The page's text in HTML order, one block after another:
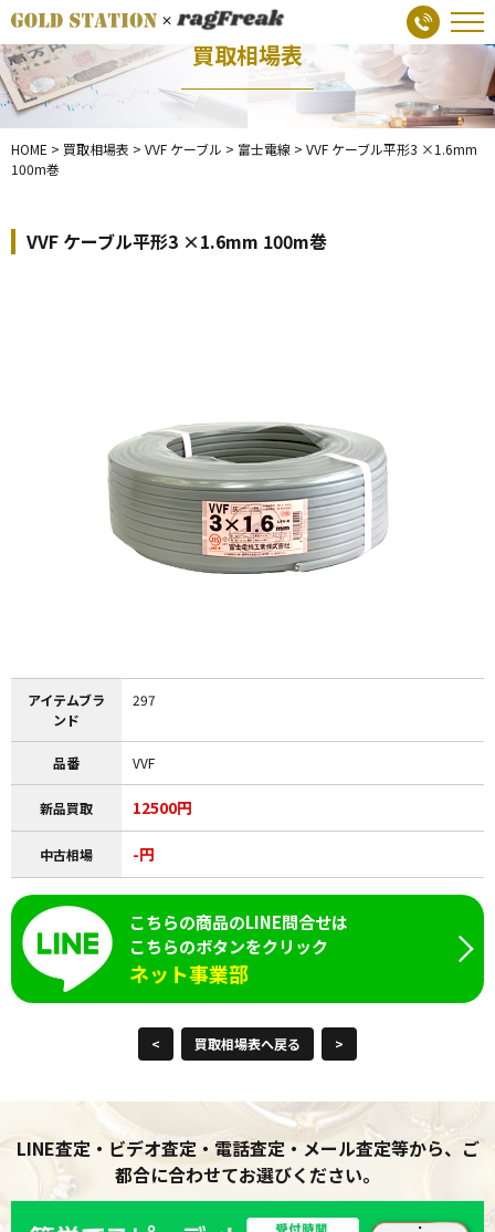
買取相場表
HOME > 買取相場表 > VVF ケーブル > 富士電線 > VVF ケーブル平形3 ×1.6mm
100m巻
VVF ケーブル平形3 ×1.6mm 100m巻
アイテムブラ
ンド
297
品番 VVF
新品買取 12500円
中古相場 -円
こちらの商品のLINE問合せは
こちらのボタンをクリック
ネット事業部
< 買取相場表へ戻る >
LINE査定・ビデオ査定・電話査定・メール査定等から、ご
都合に合わせてお選びください。